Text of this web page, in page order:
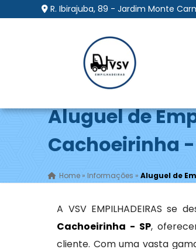
R. Ibirajuba, 89 - Jardim Monte
Aluguel de
Cachoeirinha -
Home »Informações »Aluguel de
A VSV EMPILHADEIRAS
Cachoeirinha - SP,
cliente. Com uma vasta